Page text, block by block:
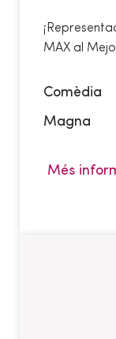
MAX al
Comèdia
Magna
Més